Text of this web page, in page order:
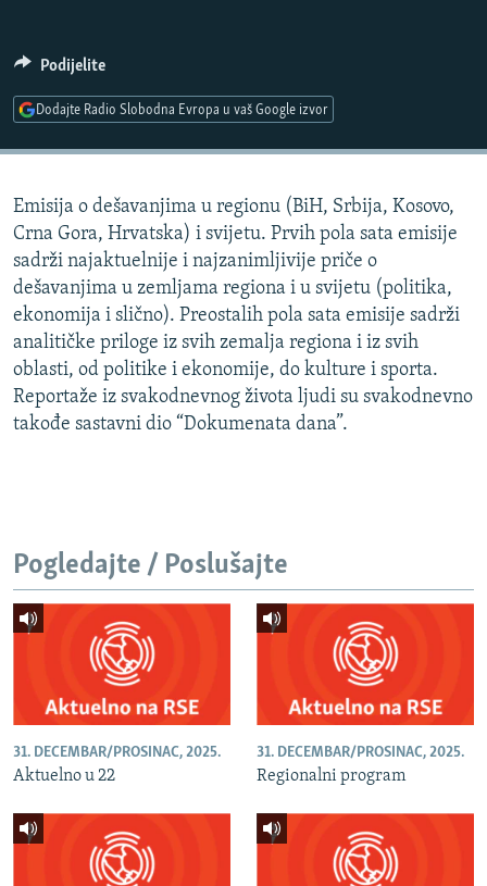
DNEVNO@RSE
SPECIJALI RSE
POPLAVE I KLIZIŠTA U BIH 2024.
TV LIBERTY
POST SCRIPTUM
MOJA EVROPA
TRI DECENIJE OD RATA U BIH
SVE KARTE DEJTONA
PRATITE NAS
Sve RFE/RL stranice
Podijelite
Dodajte Radio Slobodna Evropa u vaš Google izvor
Emisija o dešavanjima u regionu (BiH, Srbija, Kosovo,
Crna Gora, Hrvatska) i svijetu. Prvih pola sata emisije
sadrži najaktuelnije i najzanimljivije priče o
dešavanjima u zemljama regiona i u svijetu (politika,
ekonomija i slično). Preostalih pola sata emisije sadrži
analitičke priloge iz svih zemalja regiona i iz svih
oblasti, od politike i ekonomije, do kulture i sporta.
Reportaže iz svakodnevnog života ljudi su svakodnevno
takođe sastavni dio “Dokumenata dana”.
Pogledajte / Poslušajte
31. DECEMBAR/PROSINAC, 2025.
Aktuelno u 22
31. DECEMBAR/PROSINAC, 2025.
Regionalni program